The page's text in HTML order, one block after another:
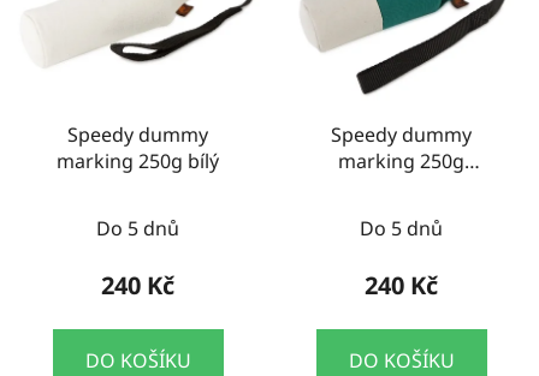
Speedy dummy
marking 250g bílý
Do 5 dnů
240 Kč
DO KOŠÍKU
Speedy dummy
marking 250g
Do 5 dnů
240 Kč
DO KOŠÍKU